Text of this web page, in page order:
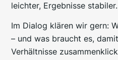
leichter, Ergebnisse stabiler.
Im Dialog klären wir gern:
– und was braucht es,
Verhältnisse